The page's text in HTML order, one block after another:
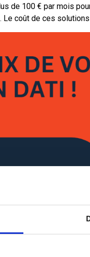
de 100 € par mois
coût de ces
et caractéristiques